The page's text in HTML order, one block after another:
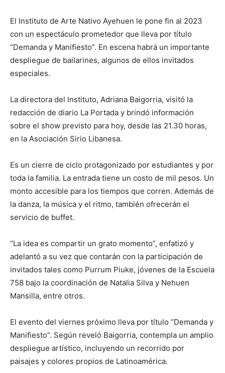
El Instituto de Arte Nativo Ayehuen le pone fin al 2023
con un espectáculo prometedor que lleva por título
“Demanda y Manifiesto”. En escena habrá un importante
despliegue de bailarines, algunos de ellos invitados
especiales.
La directora del Instituto, Adriana Baigorria, visitó la
redacción de diario La Portada y brindó información
sobre el show previsto para hoy, desde las 21.30 horas,
en la Asociación Sirio Libanesa.
Es un cierre de ciclo protagonizado por estudiantes y por
toda la familia. La entrada tiene un costo de mil pesos. Un
monto accesible para los tiempos que corren. Además de
la danza, la música y el ritmo, también ofrecerán el
servicio de buffet.
“La idea es compartir un grato momento”, enfatizó y
adelantó a su vez que contarán con la participación de
invitados tales como Purrum Piuke, jóvenes de la Escuela
758 bajo la coordinación de Natalia Silva y Nehuen
Mansilla, entre otros.
El evento del viernes próximo lleva por título “Demanda y
Manifiesto”. Según reveló Baigorria, contempla un amplio
despliegue artístico, incluyendo un recorrido por
paisajes y colores propios de Latinoamérica.